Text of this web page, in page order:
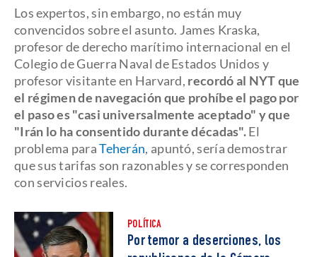
Los expertos, sin embargo, no están muy
convencidos sobre el asunto. James Kraska,
profesor de derecho marítimo internacional en el
Colegio de Guerra Naval de Estados Unidos y
profesor visitante en Harvard, recordó al NYT que
el régimen de navegación que prohíbe el pago por
el paso es "casi universalmente aceptado" y que
"Irán lo ha consentido durante décadas".El
problema paraTeherán, apuntó, sería demostrar
que sus tarifas son razonables y se corresponden
con servicios reales.
POLÍTICA
Por temor a deserciones, los